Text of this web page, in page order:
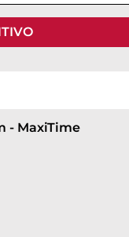
- MaxiTime